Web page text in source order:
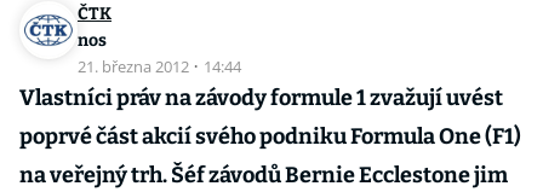
ČTK
nos
21. března 2012 · 14:44
Vlastníci práv na závody formule 1 zvažují uvést
poprvé část akcií svého podniku Formula One (F1)
na veřejný trh. Šéf závodů Bernie Ecclestone jim